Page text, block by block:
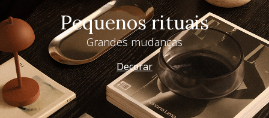
Pequenos rituais
Grandes mudanças
Decorar